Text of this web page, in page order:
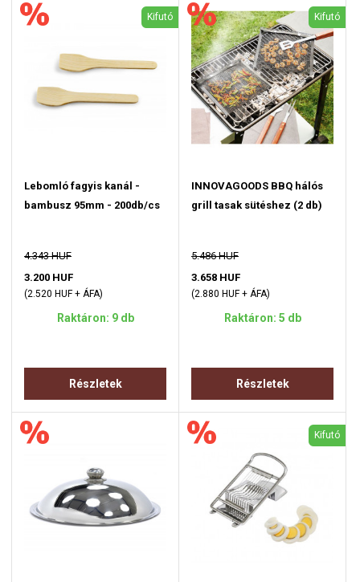
Kifutó
Lebomló fagyis kanál -
bambusz 95mm - 200db/cs
4.343 HUF
3.200 HUF
(2.520 HUF + ÁFA)
Raktáron: 9 db
Részletek
Kifutó
INNOVAGOODS BBQ hálós
grill tasak sütéshez (2 db)
5.486 HUF
3.658 HUF
(2.880 HUF + ÁFA)
Raktáron: 5 db
Részletek
Kifutó